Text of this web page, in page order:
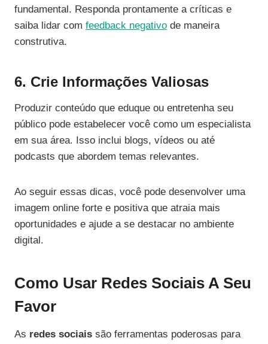
fundamental. Responda prontamente a críticas e
saiba lidar com feedback negativo de maneira
construtiva.
6. Crie Informações Valiosas
Produzir conteúdo que eduque ou entretenha seu
público pode estabelecer você como um especialista
em sua área. Isso inclui blogs, vídeos ou até
podcasts que abordem temas relevantes.
Ao seguir essas dicas, você pode desenvolver uma
imagem online forte e positiva que atraia mais
oportunidades e ajude a se destacar no ambiente
digital.
Como Usar Redes Sociais A Seu
Favor
As redes sociais são ferramentas poderosas para